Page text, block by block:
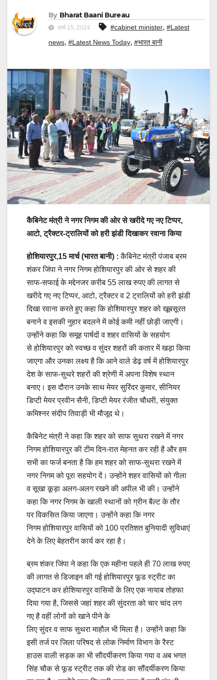
By Bharat Baani Bureau
मार्च 15, 2024 #cabinet minister, #Latest
news, #Latest News Today, #भारत बानी
कैबिनेट मंत्री ने नगर निगम की ओर से खरीदे गए नए टिप्पर,
आटो, ट्रैक्टर-ट्रालियों को हरी झंडी दिखाकर रवाना किया
होशियारपुर,15 मार्च (भारत बानी) : कैबिनेट मंत्री पंजाब ब्रम
शंकर जिंपा ने नगर निगम होशियारपुर की ओर से शहर की
साफ-सफाई के मद्देनजर करीब 55 लाख रुपए की लागत से
खरीदे गए नए टिप्पर, आटो, ट्रैक्टर व 2 ट्रालियों को हरी झंडी
दिखा रवाना करते हुए कहा कि होशियारपुर शहर को खूबसूरत
बनाने व इसकी नुहार बदलने में कोई कमी नहीं छोड़ी जाएगी।
उन्होंने कहा कि समूह पार्षदों व शहर वासियों के सहयोग
से होशियारपुर को स्वच्छ व सुंदर शहरों की कतार में खड़ा किया
जाएगा और उनका लक्ष्य है कि आने वाले डेढ़ वर्ष में होशियारपुर
देश के साफ-सुथरे शहरों की श्रेणी में अपना विशेष स्थान
बनाए। इस दौरान उनके साथ मेयर सुरिंदर कुमार, सीनियर
डिप्टी मेयर प्रवीन सैनी, डिप्टी मेयर रंजीत चौधरी, संयुक्त
कमिश्नर संदीप तिवाड़ी भी मौजूद थे।
कैबिनेट मंत्री ने कहा कि शहर को साफ सुथरा रखने में नगर
निगम होशियारपुर की टीम दिन-रात मेहनत कर रही है और हम
सभी का फर्ज बनता है कि हम शहर को साफ-सुथरा रखने में
नगर निगम को पूरा सहयोग दें। उन्होंने शहर वासियों को गीला
व सूखा कूड़ा अलग-अलग रखने की अपील भी की। उन्होंने
कहा कि नगर निगम के खाली स्थानों को ग्रीन बैल्ट के तौर
पर विकसित किया जाएगा। उन्होंने कहा कि नगर
निगम होशियारपुर वासियों को 100 प्रतिशत बुनियादी सुविधाएं
देने के लिए बेहतरीन कार्य कर रहा है।
ब्रम शंकर जिंपा ने कहा कि एक महीना पहले ही 70 लाख रुपए
की लागत से डिजाइन की गई होशियारपुर फूड स्ट्रीट का
उद्घाटन कर होशियारपुर वासियों के लिए एक नायाब तोहफा
दिया गया है, जिससे जहां शहर की सुंदरता को चार चांद लग
गए है वहीं लोगों को खाने पीने के
लिए सुंदर व साफ सुथरा माहौल भी मिला है। उन्होंने कहा कि
इसी तर्ज पर जिला परिषद से लोक निर्माण विभाग के रैस्ट
हाउस वाली सड़क का भी सौंदर्यीकरण किया गया व अब भगत
सिंह चौक से फूड स्ट्रीट तक की रोड का सौंदर्यीकरण किया